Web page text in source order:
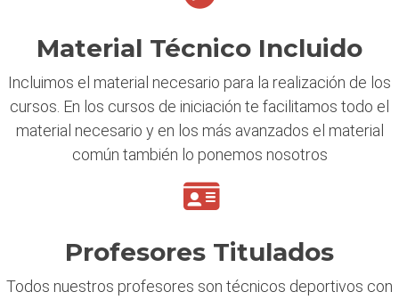
Material Técnico Incluido
Incluimos el material necesario para la realización de los
cursos. En los cursos de iniciación te facilitamos todo el
material necesario y en los más avanzados el material
común también lo ponemos nosotros
Profesores Titulados
Todos nuestros profesores son técnicos deportivos con